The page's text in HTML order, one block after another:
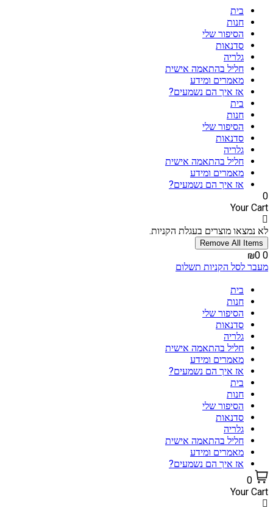
לתוכן
בית
חנות
הסיפור שלי
סדנאות
גלריה
חליל בהתאמה אישית
מאמרים ומידע
אז איך הם נשמעים?
בית
חנות
הסיפור שלי
סדנאות
גלריה
חליל בהתאמה אישית
מאמרים ומידע
אז איך הם נשמעים?
0
Your Cart
לא נמצאו מוצרים בעגלת הקניות.
Remove All Items
0
₪0
מעבר לסל הקניות תשלום
בית
חנות
הסיפור שלי
סדנאות
גלריה
חליל בהתאמה אישית
מאמרים ומידע
אז איך הם נשמעים?
בית
חנות
הסיפור שלי
סדנאות
גלריה
חליל בהתאמה אישית
מאמרים ומידע
אז איך הם נשמעים?
0
Your Cart